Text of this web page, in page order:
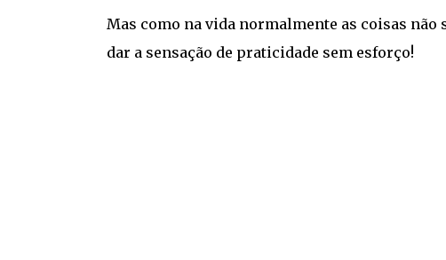
Mas como na vida normalmente as coisas
dar a sensação de praticidade sem esforço!